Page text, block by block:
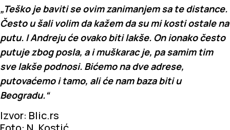
„Teško je baviti se ovim zanimanjem sa te distance.
Često u šali volim da kažem da su mi kosti ostale na
putu. I Andreju će ovako biti lakše. On ionako često
putuje zbog posla, a i muškarac je, pa samim tim
sve lakše podnosi. Bićemo na dve adrese,
putovaćemo i tamo, ali će nam baza biti u
Beogradu.“
Izvor: Blic.rs